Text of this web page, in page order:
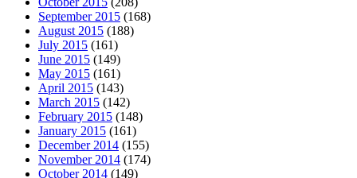
September 2015 (168)
August 2015 (188)
July 2015 (161)
June 2015 (149)
May 2015 (161)
April 2015 (143)
March 2015 (142)
February 2015 (148)
January 2015 (161)
December 2014 (155)
November 2014 (174)
October 2014 (149)